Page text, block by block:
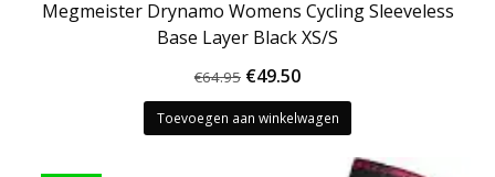
Megmeister Drynamo Womens Cycling Sleeveless
Base Layer Black XS/S
€64.95 Oorspronkelijke
prijs
was:
€49.50Huidige
prijs
is:
€49.50.
Toevoegen aan winkelwagen